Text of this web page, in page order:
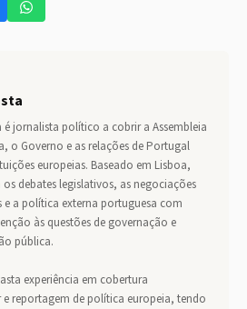
é jornalista político a cobrir a Assembleia
o Governo e as relações de Portugal
europeias. Baseado em Lisboa,
debates legislativos, as negociações
e a política externa portuguesa com
às questões de governação e
pública.
experiência em cobertura
reportagem de política europeia, tendo